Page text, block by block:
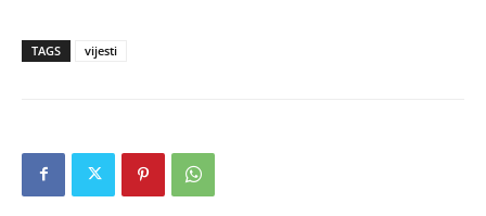
TAGS vijesti